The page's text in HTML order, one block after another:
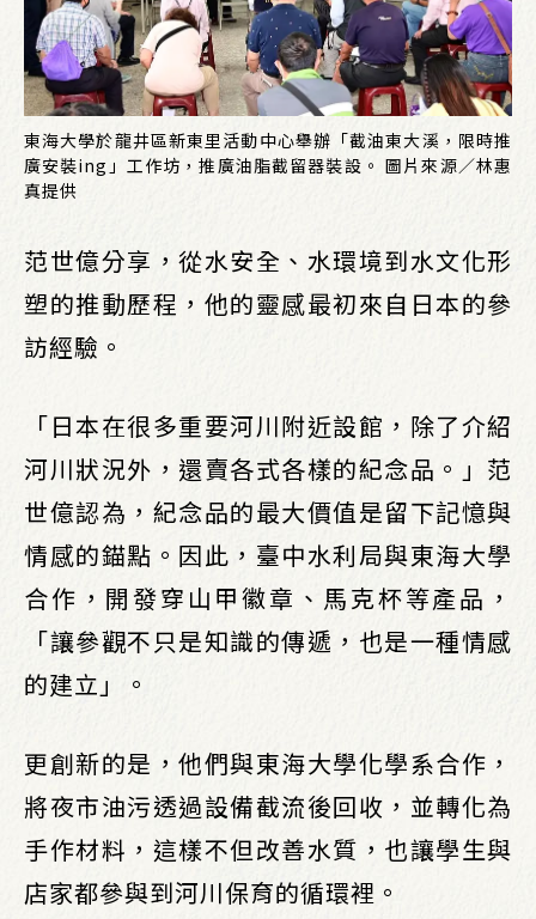
東海大學於龍井區新東里活動中心舉辦「截油東大溪，限時推
廣安裝ing」工作坊，推廣油脂截留器裝設。 圖片來源／林惠
真提供
范世億分享，從水安全、水環境到水文化形
塑的推動歷程，他的靈感最初來自日本的參
訪經驗。
「日本在很多重要河川附近設館，除了介紹
河川狀況外，還賣各式各樣的紀念品。」范
世億認為，紀念品的最大價值是留下記憶與
情感的錨點。因此，臺中水利局與東海大學
合作，開發穿山甲徽章、馬克杯等產品，
「讓參觀不只是知識的傳遞，也是一種情感
的建立」。
更創新的是，他們與東海大學化學系合作，
將夜市油污透過設備截流後回收，並轉化為
手作材料，這樣不但改善水質，也讓學生與
店家都參與到河川保育的循環裡。